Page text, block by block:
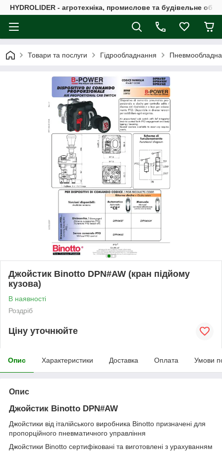
HYDROLIDER - агротехніка, промислове та будівельне
Товари та послуги Гідрообладнання
Джойстик Binotto DPN#AW (кран підйому
кузова)
В наявності
Роздріб
Ціну уточнюйте
Опис Характеристики Доставка Оплата Умови
Опис
Джойстик Binotto DPN#AW
Джойстики від італійського виробника Binotto призначені для
пропорційного пневматичного управління
Джойстики Binotto сертифіковані та виготовлені з урахуванням